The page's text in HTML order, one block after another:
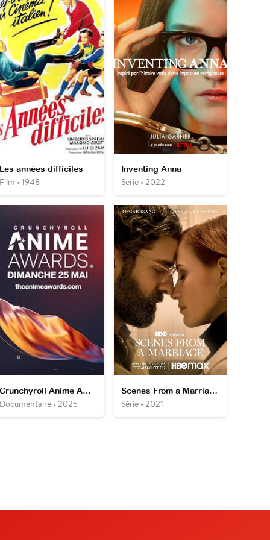
années difficiles
• 1948
Inventing Anna
Série • 2022
Crunchyroll Anime Awards 2025 (9e Édition)
• 2025
Scenes From a Marriage
Série • 2021